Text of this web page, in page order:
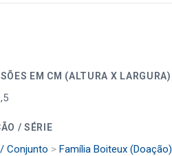
DIMENSÕES EM CM (ALTURA X LARGURA)
/ SÉRIE
Conjunto > Família Boiteux (Doação)